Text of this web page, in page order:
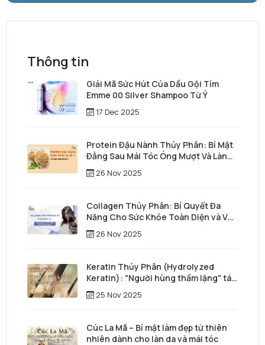
Thông tin
Giải Mã Sức Hút Của Dầu Gội Tím
Emme 00 Silver Shampoo Từ Ý
17 Dec 2025
Protein Đậu Nành Thủy Phân: Bí Mật
Đằng Sau Mái Tóc Óng Mượt Và Làn
Da Trẻ Trung
26 Nov 2025
Collagen Thủy Phân: Bí Quyết Đa
Năng Cho Sức Khỏe Toàn Diện và Vẻ
Đẹp Vượt Thời Gian
26 Nov 2025
Keratin Thủy Phân (Hydrolyzed
Keratin): "Người hùng thầm lặng" tái
tạo mái tóc từ sâu bên trong
25 Nov 2025
Cúc La Mã – Bí mật làm đẹp từ thiên
nhiên dành cho làn da và mái tóc